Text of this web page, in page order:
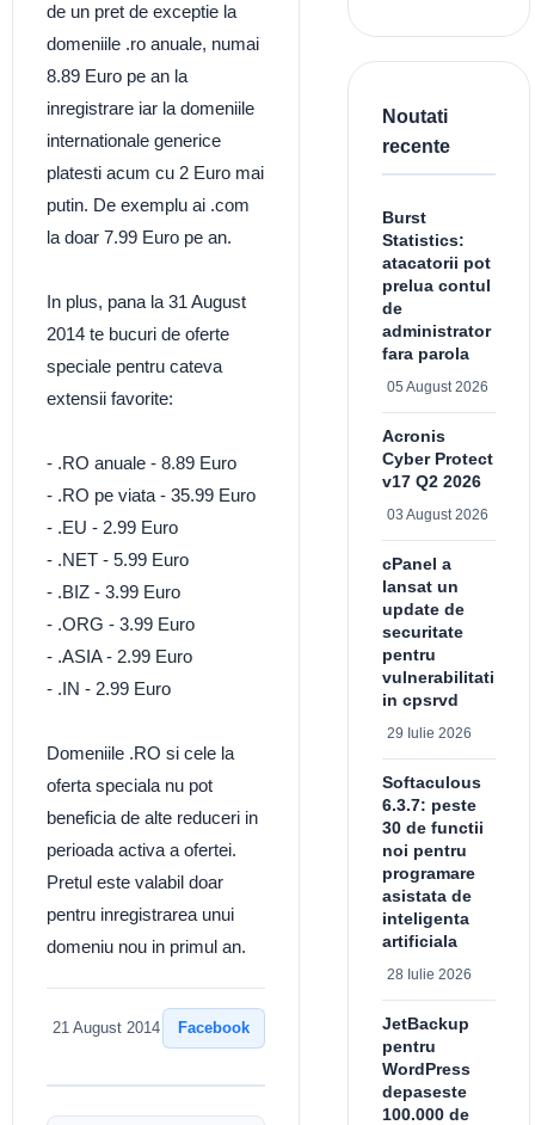
de un pret de exceptie la
domeniile .ro anuale, numai
8.89 Euro pe an la
inregistrare iar la domeniile
internationale generice
platesti acum cu 2 Euro mai
putin. De exemplu ai .com
la doar 7.99 Euro pe an.
In plus, pana la 31 August
2014 te bucuri de oferte
speciale pentru cateva
extensii favorite:
- .RO anuale - 8.89 Euro
- .RO pe viata - 35.99 Euro
- .EU - 2.99 Euro
- .NET - 5.99 Euro
- .BIZ - 3.99 Euro
- .ORG - 3.99 Euro
- .ASIA - 2.99 Euro
- .IN - 2.99 Euro
Domeniile .RO si cele la
oferta speciala nu pot
beneficia de alte reduceri in
perioada activa a ofertei.
Pretul este valabil doar
pentru inregistrarea unui
domeniu nou in primul an.
21 August 2014 Facebook
Noutati
recente
Burst
Statistics:
atacatorii pot
prelua contul
de
administrator
fara parola
05 August 2026
Acronis
Cyber Protect
v17 Q2 2026
03 August 2026
cPanel a
lansat un
update de
securitate
pentru
vulnerabilitati
in cpsrvd
29 Iulie 2026
Softaculous
6.3.7: peste
30 de functii
noi pentru
programare
asistata de
inteligenta
artificiala
28 Iulie 2026
JetBackup
pentru
WordPress
depaseste
100.000 de